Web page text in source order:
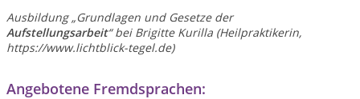
Ausbildung „Grundlagen und Gesetze der
Aufstellungsarbeit“ bei Brigitte Kurilla (Heilpraktikerin,
https://www.lichtblick-tegel.de)
Angebotene Fremdsprachen: